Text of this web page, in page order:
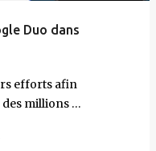
Duo dans
efforts afin
des millions …